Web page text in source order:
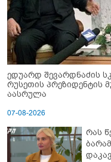
ედუარდ შევარდნაძის
რუსეთის პრეზიდენტის
აასრულა
07-08-2026
რას